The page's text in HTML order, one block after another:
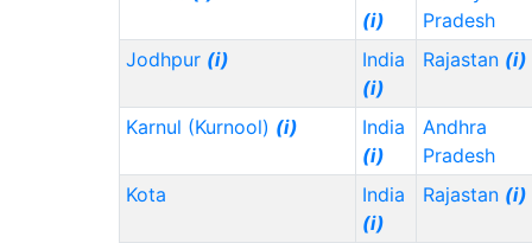
(CD)(i)
80,000 100,000
Migration
Von(⇳)
Nach(⇳)
80,000
630,000
Mauritius (MU)
80,000
200,000
80,000
(i)
Pradesh
Jodhpur (i)
India
(i)
Rajastan (i)
Karnul (Kurnool) (i)
India
(i)
Andhra
Pradesh
Kota
India
(i)
Rajastan (i)